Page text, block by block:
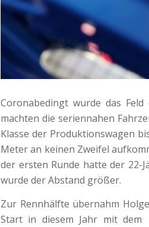
Coronabedingt wurde das
machten die seriennahen
Klasse der Produktionswagen
Meter an keinen Zweifel
der ersten Runde hatte der 22-
wurde der Abstand größer.
Zur Rennhälfte übernahm
Start in diesem Jahr mit dem